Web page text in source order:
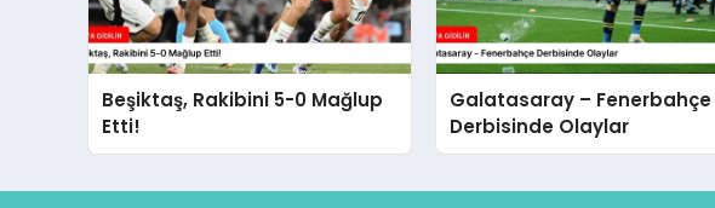
Beşiktaş, Rakibini 5-0 Mağlup
Etti!
Galatasaray – Fenerbahçe
Derbisinde Olaylar